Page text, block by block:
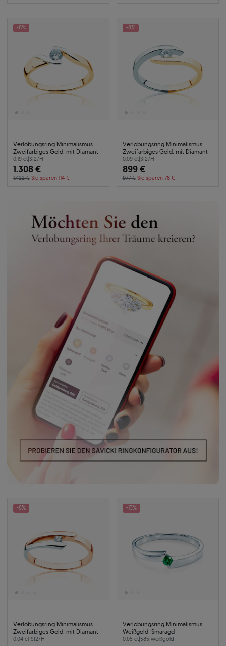
-8%
Verlobungsring Minimalismus:
Zweifarbiges Gold, mit Diamant
0.19 ct|SI2/H
1.308 €
1.422 € Sie sparen 114 €
-8%
Verlobungsring Minimalismus:
Zweifarbiges Gold, mit Diamant
0.09 ct|SI2/H
899 €
977 € Sie sparen 78 €
-8%
Verlobungsring Minimalismus:
Zweifarbiges Gold, mit Diamant
0.04 ct|SI2/H
-13%
Verlobungsring Minimalismus:
Weißgold, Smaragd
0.05 ct|585|weißgold